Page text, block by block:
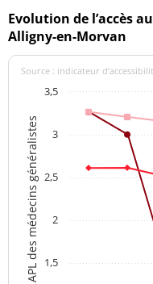
Evolution de l’accès
Alligny-en-Morvan
APL des médecins généralistes
Source : indicateur
1,5
2
2,5
3
3,5